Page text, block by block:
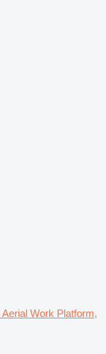
Work Platform,